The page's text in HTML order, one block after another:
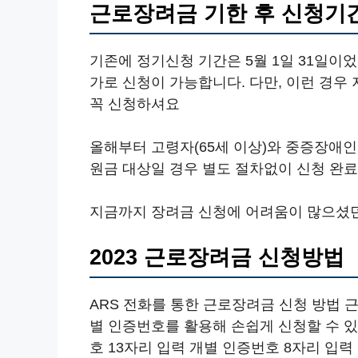
근로장려금 기한 후 신청기
기존에 정기신청 기간은 5월 1일 31일이
가로 신청이 가능합니다. 다만, 이런 경우
꼭 신청하셔요
올해부터 고령자(65세 이상)와 중증장애
원금 대상일 경우 별도 절차없이 신청 완
지금까지 장려금 신청에 어려움이 많으
2023 근로장려금 신청방법
ARS 전화를 통한 근로장려금 신청 방법
별 인증번호를 활용해 손쉽게 신청할 수
호 13자리 입력 개별 인증번호 8자리 입